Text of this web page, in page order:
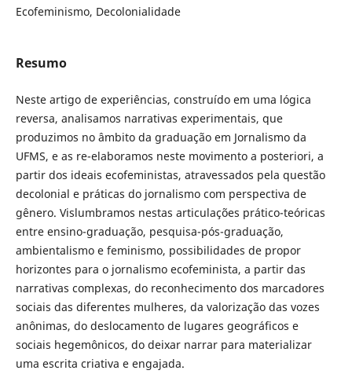
Ecofeminismo, Decolonialidade
Resumo
Neste artigo de experiências, construído em uma lógica
reversa, analisamos narrativas experimentais, que
produzimos no âmbito da graduação em Jornalismo da
UFMS, e as re-elaboramos neste movimento a posteriori, a
partir dos ideais ecofeministas, atravessados pela questão
decolonial e práticas do jornalismo com perspectiva de
gênero. Vislumbramos nestas articulações prático-teóricas
entre ensino-graduação, pesquisa-pós-graduação,
ambientalismo e feminismo, possibilidades de propor
horizontes para o jornalismo ecofeminista, a partir das
narrativas complexas, do reconhecimento dos marcadores
sociais das diferentes mulheres, da valorização das vozes
anônimas, do deslocamento de lugares geográficos e
sociais hegemônicos, do deixar narrar para materializar
uma escrita criativa e engajada.